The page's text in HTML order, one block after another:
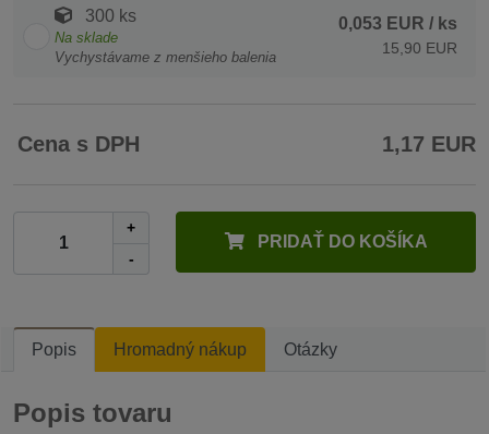
300 ks
Na sklade
Vychystávame z menšieho balenia
0,053 EUR / ks
15,90 EUR
Cena s DPH 1,17 EUR
+
-
PRIDAŤ DO KOŠÍKA
Popis Hromadný nákup Otázky
Popis tovaru